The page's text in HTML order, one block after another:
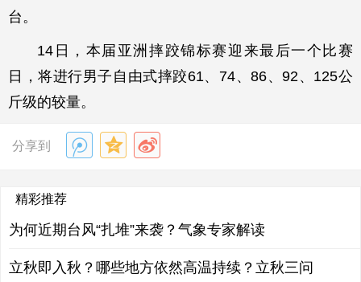
台。
14日，本届亚洲摔跤锦标赛迎来最后一个比赛
日，将进行男子自由式摔跤61、74、86、92、125公
斤级的较量。
分享到
精彩推荐
为何近期台风“扎堆”来袭？气象专家解读
立秋即入秋？哪些地方依然高温持续？立秋三问